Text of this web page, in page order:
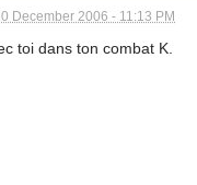
December 2006 - 11:13 PM
toi dans ton combat K.